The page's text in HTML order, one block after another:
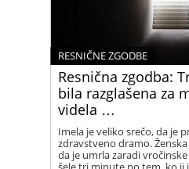
Resnična zgodba:
bila razglašena za
videla …
RESNIČNE ZGODBE
Imela je veliko srečo, da je
zdravstveno dramo.
da je umrla zaradi